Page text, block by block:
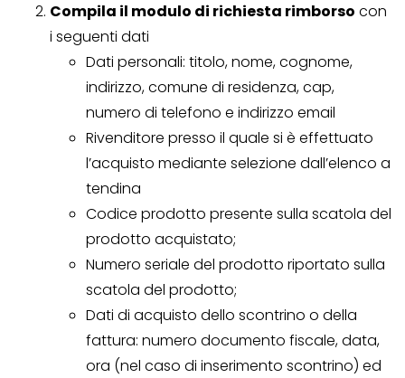
Compila il modulo di richiesta rimborso con
i seguenti dati
Dati personali: titolo, nome, cognome,
indirizzo, comune di residenza, cap,
numero di telefono e indirizzo email
Rivenditore presso il quale si è effettuato
l’acquisto mediante selezione dall’elenco a
tendina
Codice prodotto presente sulla scatola del
prodotto acquistato;
Numero seriale del prodotto riportato sulla
scatola del prodotto;
Dati di acquisto dello scontrino o della
fattura: numero documento fiscale, data,
ora (nel caso di inserimento scontrino) ed